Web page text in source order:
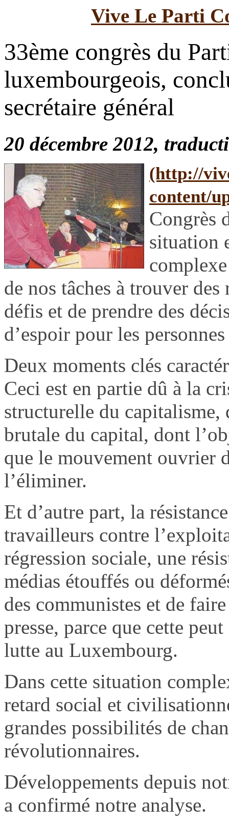
Vive Le Parti
33ème congrès du
luxembourgeois,
secrétaire général
20 décembre 2012,
Congrès
situation
de nos tâches à trouver
défis et de prendre des
d’espoir pour les
Deux moments clés
Ceci est en partie dû à la
structurelle du
brutale du capital, dont
que le mouvement ouvrier
l’éliminer.
Et d’autre part, la
travailleurs contre
régression sociale, une
médias étouffés ou
des communistes et de
presse, parce que cette
lutte au Luxembourg.
Dans cette situation
retard social et
grandes possibilités de
révolutionnaires.
Développements depuis
a confirmé notre analyse.